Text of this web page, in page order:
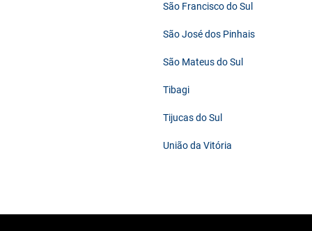
São Francisco do Sul
São José dos Pinhais
São Mateus do Sul
Tibagi
Tijucas do Sul
União da Vitória